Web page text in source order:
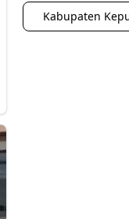
Kabupaten